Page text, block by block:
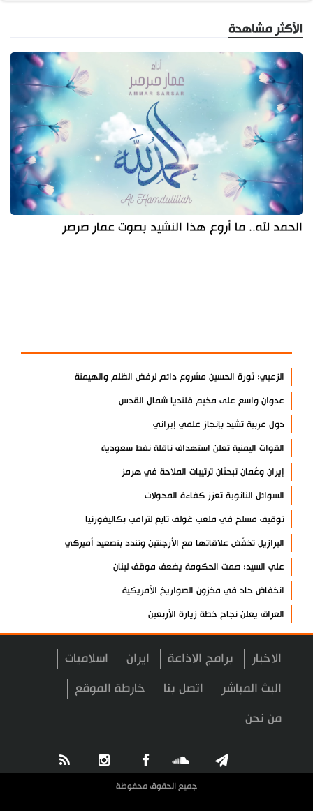
الأكثر مشاهدة
الحمد لله.. ما أروع هذا النشيد بصوت عمار صرصر
الزعبي: ثورة الحسين مشروع دائم لرفض الظلم والهيمنة
عدوان واسع على مخيم قلنديا شمال القدس
دول عربية تشيد بإنجاز علمي إيراني
القوات اليمنية تعلن استهداف ناقلة نفط سعودية
إيران وعُمان تبحثان ترتيبات الملاحة في هرمز
السوائل النانوية تعزز كفاءة المحولات
توقيف مسلح في ملعب غولف تابع لترامب بكاليفورنيا
البرازيل تخفّض علاقاتها مع الأرجنتين وتندد بتصعيد أميركي
علي السيد: صمت الحكومة يضعف موقف لبنان
انخفاض حاد في مخزون الصواريخ الأمريكية
العراق يعلن نجاح خطة زيارة الأربعين
رضائي: إيران جاهزة للدفاع عن سيادتها
رئيس بلدية طهران يلتقي مع متولي العتبة الحسينية ومحافظ كربلاء
تقرير مصور.. مراسم عزاء الأربعين بجوار مكان استشهاد الإمام
فريق طبي إيراني ينقذ حياة طفل عراقي بأعجوبة+ فيديو
الشيخ قاسم: المقاومة مستمرة ما دام الاحتلال موجودا
حمادة: إيران تشكل لاعبا رئيسا على خارطة العالم
الاخبار برامج الاذاعة ايران اسلاميات
البث المباشر اتصل بنا خارطة الموقع
من نحن
جميع الحقوق محفوظة